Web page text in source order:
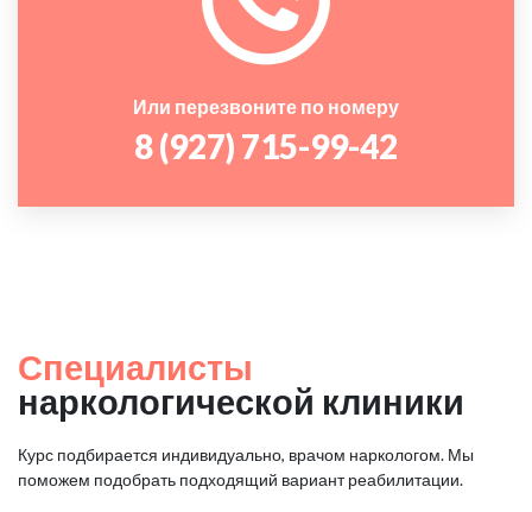
Или перезвоните по номеру
8 (927) 715-99-42
Специалисты
наркологической клиники
Курс подбирается индивидуально, врачом наркологом. Мы
поможем подобрать подходящий вариант реабилитации.